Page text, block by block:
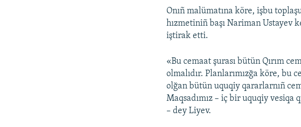
Onıñ malümatına köre, işbu
hızmetiniñ başı Nariman Ustayev
iştirak etti.
«Bu cemaat şurası bütün Qırım
olmalıdır. Planlarımızğa köre, bu
olğan bütün uquqiy qararlarnıñ
Maqsadımız – iç bir uquqiy vesiqa
– dey Liyev.